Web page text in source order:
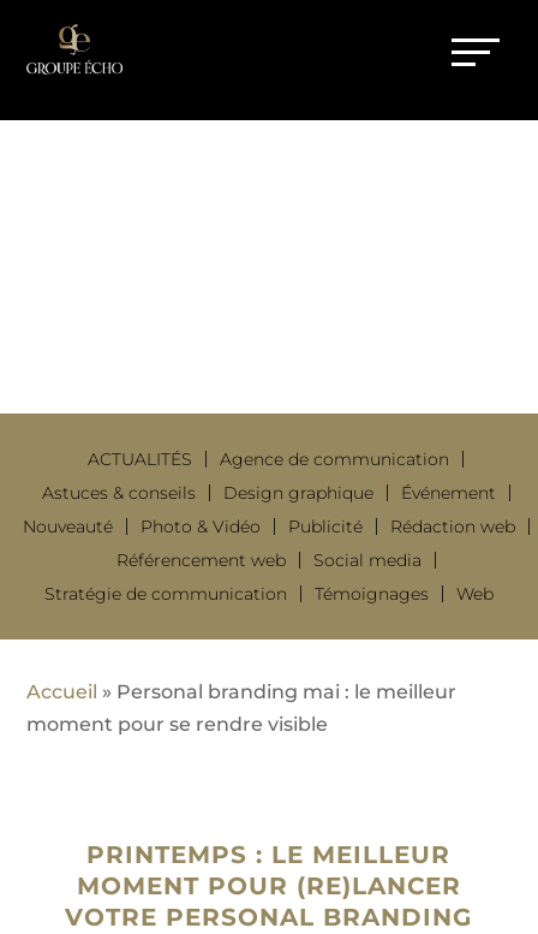
ACTUALITÉS
Agence de communication
Astuces & conseils
Design graphique
Événement
Nouveauté
Photo & Vidéo Publicité
Rédaction web
Référencement web
Social media
Stratégie de communication
Témoignages Web
Accueil » Personal branding mai : le meilleur
moment pour se rendre visible
PRINTEMPS : LE MEILLEUR
MOMENT POUR (RE)LANCER
VOTRE PERSONAL BRANDING